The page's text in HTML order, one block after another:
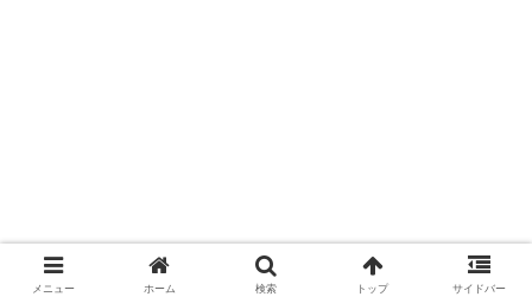
メニュー ホーム 検索 トップ サイドバー